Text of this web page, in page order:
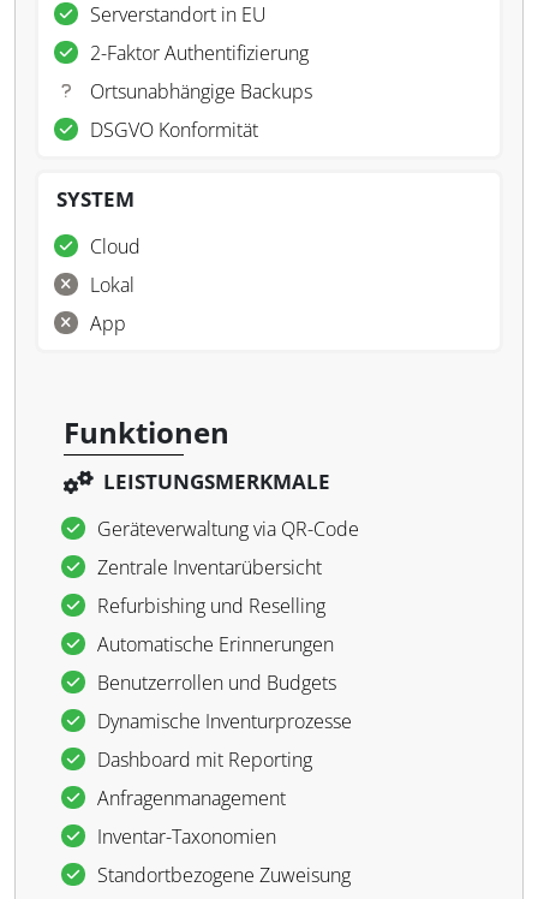
Serverstandort in EU
2-Faktor Authentifizierung
Ortsunabhängige Backups
DSGVO Konformität
SYSTEM
Cloud
Lokal
App
Funktionen
LEISTUNGSMERKMALE
Geräteverwaltung via QR-Code
Zentrale Inventarübersicht
Refurbishing und Reselling
Automatische Erinnerungen
Benutzerrollen und Budgets
Dynamische Inventurprozesse
Dashboard mit Reporting
Anfragenmanagement
Inventar-Taxonomien
Standortbezogene Zuweisung